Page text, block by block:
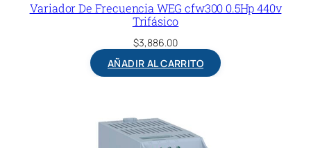
Variador De Frecuencia WEG cfw300 0.5Hp 440v
Trifásico
$3,886.00
AÑADIR AL CARRITO